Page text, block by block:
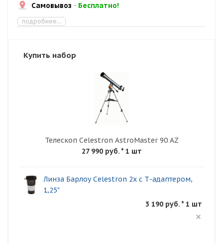
Самовывоз - Бесплатно!
подробнее...
Купить набор
Телескоп Celestron AstroMaster 90 AZ
27 990 руб.* 1 шт
Линза Барлоу Celestron 2x с Т-адаптером,
1,25"
3 190 руб. * 1 шт